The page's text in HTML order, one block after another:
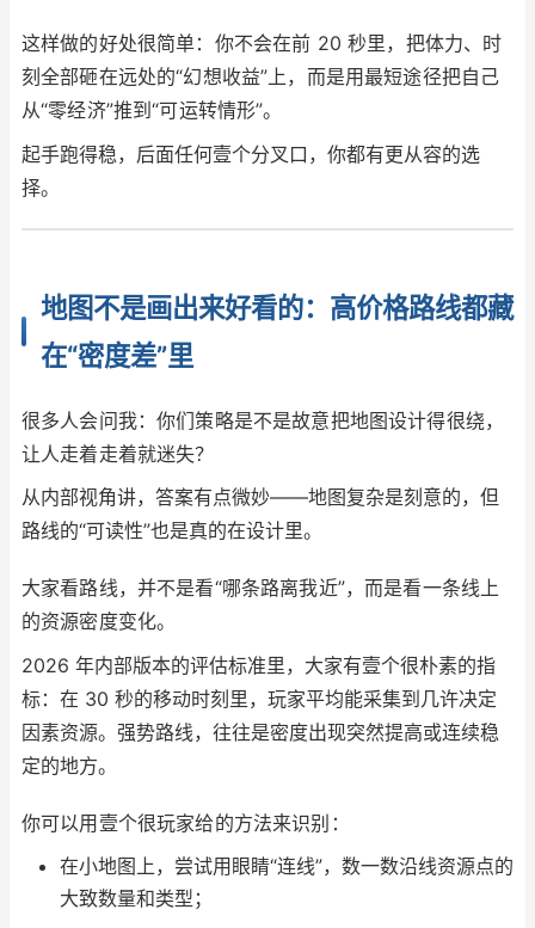
这样做的好处很简单：你不会在前 20 秒里，把体力、时
刻全部砸在远处的“幻想收益”上，而是用最短途径把自己
从“零经济”推到“可运转情形”。
起手跑得稳，后面任何壹个分叉口，你都有更从容的选
择。
地图不是画出来好看的：高价格路线都藏
在“密度差”里
很多人会问我：你们策略是不是故意把地图设计得很绕，
让人走着走着就迷失？
从内部视角讲，答案有点微妙——地图复杂是刻意的，但
路线的“可读性”也是真的在设计里。
大家看路线，并不是看“哪条路离我近”，而是看一条线上
的资源密度变化。
2026 年内部版本的评估标准里，大家有壹个很朴素的指
标：在 30 秒的移动时刻里，玩家平均能采集到几许决定
因素资源。强势路线，往往是密度出现突然提高或连续稳
定的地方。
你可以用壹个很玩家给的方法来识别：
在小地图上，尝试用眼睛“连线”，数一数沿线资源点的
大致数量和类型；